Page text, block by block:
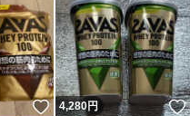
いいね！
4,280円